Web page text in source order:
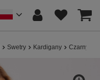
Swetry Kardigany Czarny